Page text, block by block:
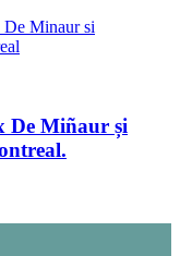
De Miñaur și